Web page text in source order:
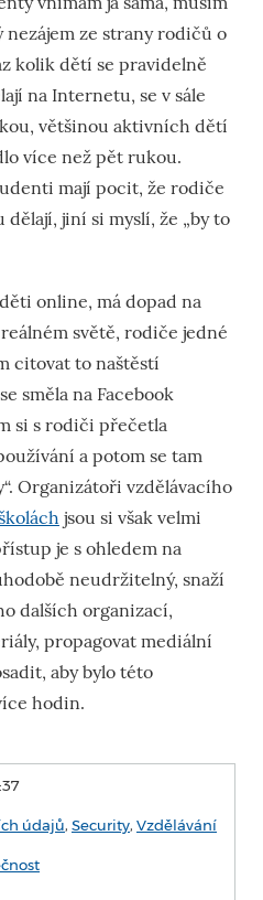
ze strany rodičů o
kolik dětí se pravidelně
na Internetu, se v sále
většinou aktivních dětí
více než pět rukou.
mají pocit, že rodiče
jiní si myslí, že „by to
online, má dopad na
světě, rodiče jedné
citovat to naštěstí
směla na Facebook
si s rodiči přečetla
a potom se tam
Organizátoři vzdělávacího
jsou si však velmi
je s ohledem na
neudržitelný, snaží
dalších organizací,
propagovat mediální
aby bylo této
hodin.
údajů, Security, Vzdělávání